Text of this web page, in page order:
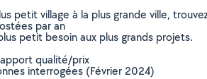
petit village à la plus grande ville,
par an
petit besoin aux plus grands projets.
qualité/prix
interrogées (Février 2024)